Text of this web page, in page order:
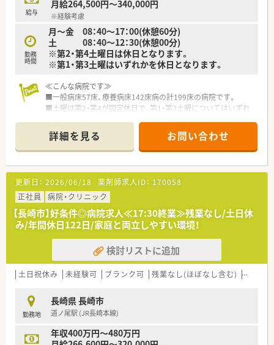
給与
月給264,500円～340,000円
※経験考慮
勤務
時間
月～金 08：40～17：00(休憩60分)
土 08：40～12：30(休憩00分)
※第2・第4土曜日は休日となります。
※第1・第3土曜はいずれかを休日となります。
≪こんな病院です≫
■一般病床57床、療養病床142床病の計199床の病院です。
■土曜は第2・第4が固定休日で、第1・第3土曜についてはいずれ
【施設情報と応需状況について】
■長崎県長崎市に立地する病院で、最寄りの肥前古賀駅からは車
で約5分です。内科、外科、整形外科、脳外科、循環器科、泌尿器
科、透析内科など幅広い診療科に対応しています。常勤薬剤師2
名と調剤助手2名が勤務しており、医薬品の採用品目数は902品
目です。
■場所としては山奥にあり、病院までの道も坂が多いため運転に
不安がある方は送迎バスを利用する方が良いかもしれません(送
迎バスは諫早方面、長崎方面から朝晩1本ずつございます)
■施設内には喫茶店やカフェが併設されております。
■診療受付時間は平日16:30まで、土曜は11:30までです。
■診療時間は平日17:00まで、土曜は12:30までです。
■電子カルテやオーダリングシステムが導入されており、業務効
率化が図られています。分包機はトーショーの製品を使用して
います。
【設備面について】
詳細を見る お問い合わせ
更新日： 2026/06/18 薬剤師求人ID： 170058
正社員
病院・クリニック
【長崎市】好条件◎病院求人≪17:30終業≫残業なし/土日休
み/年間休日122日/家庭と両立しやすい環境！
検討リストに追加
土日祝休み 未経験可 ブランク可 残業なし(ほぼなし含む) 車通勤
勤務地
長崎県 長崎市
道ノ尾駅 (JR長崎本線)
年収400万円～480万円